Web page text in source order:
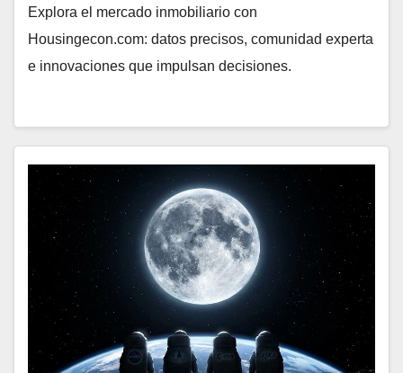
Explora el mercado inmobiliario con
Housingecon.com: datos precisos, comunidad experta
e innovaciones que impulsan decisiones.